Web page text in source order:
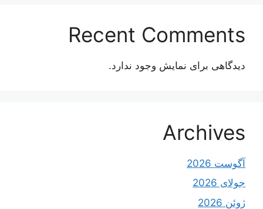
Recent Comments
دیدگاهی برای نمایش وجود ندارد.
Archives
آگوست 2026
جولای 2026
ژوئن 2026